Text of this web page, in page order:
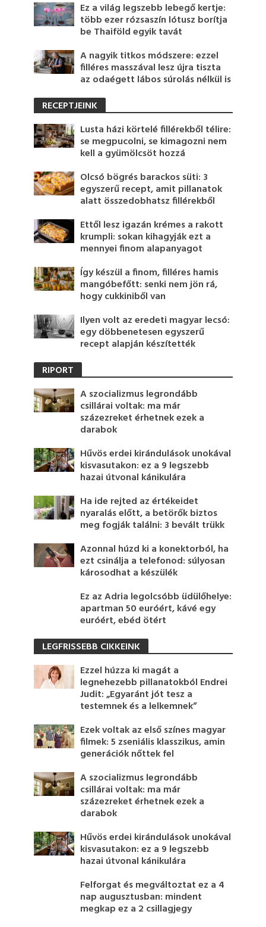
Ez a világ legszebb lebegő kertje:
több ezer rózsaszín lótusz borítja
be Thaiföld egyik tavát
A nagyik titkos módszere: ezzel
filléres masszával lesz újra tiszta
az odaégett lábos súrolás nélkül is
RECEPTJEINK
Lusta házi körtelé fillérekből télire:
se megpucolni, se kimagozni nem
kell a gyümölcsöt hozzá
Olcsó bögrés barackos süti: 3
egyszerű recept, amit pillanatok
alatt összedobhatsz fillérekből
Ettől lesz igazán krémes a rakott
krumpli: sokan kihagyják ezt a
mennyei finom alapanyagot
Így készül a finom, filléres hamis
mangóbefőtt: senki nem jön rá,
hogy cukkiniből van
Ilyen volt az eredeti magyar lecsó:
egy döbbenetesen egyszerű
recept alapján készítették
RIPORT
A szocializmus legrondább
csillárai voltak: ma már
százezreket érhetnek ezek a
darabok
Hűvös erdei kirándulások unokával
kisvasutakon: ez a 9 legszebb
hazai útvonal kánikulára
Ha ide rejted az értékeidet
nyaralás előtt, a betörők biztos
meg fogják találni: 3 bevált trükk
Azonnal húzd ki a konektorból, ha
ezt csinálja a telefonod: súlyosan
károsodhat a készülék
Ez az Adria legolcsóbb üdülőhelye:
apartman 50 euróért, kávé egy
euróért, ebéd ötért
LEGFRISSEBB CIKKEINK
Ezzel húzza ki magát a
legnehezebb pillanatokból Endrei
Judit: „Egyaránt jót tesz a
testemnek és a lelkemnek”
Ezek voltak az első színes magyar
filmek: 5 zseniális klasszikus, amin
generációk nőttek fel
A szocializmus legrondább
csillárai voltak: ma már
százezreket érhetnek ezek a
darabok
Hűvös erdei kirándulások unokával
kisvasutakon: ez a 9 legszebb
hazai útvonal kánikulára
Felforgat és megváltoztat ez a 4
nap augusztusban: mindent
megkap ez a 2 csillagjegy